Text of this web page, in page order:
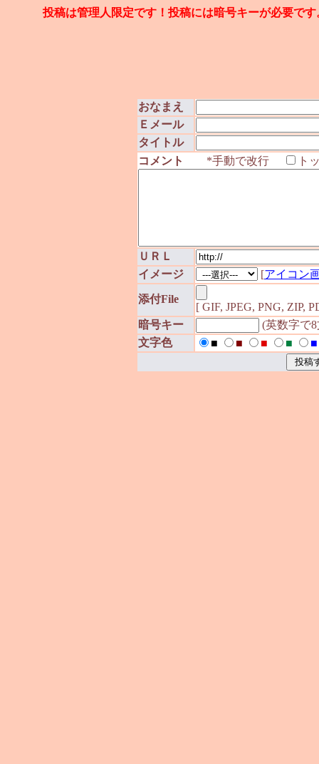
投稿は管理人限定です！投稿には暗号キーが必要です
おなまえ
Ｅメール
タイトル
コメント
*手動で改行 ト
ＵＲＬ
イメージ
[アイコン
添付File
[ GIF, JPEG, PNG, ZIP,
暗号キー
(英数字で
文字色
■ ■ ■ ■ ■